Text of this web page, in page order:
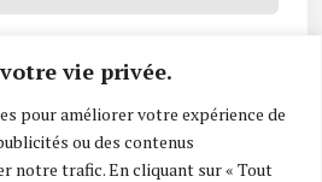
vie privée.
pour améliorer votre expérience de
ou des contenus
notre trafic. En cliquant sur « Tout
? Inscrivez-vous